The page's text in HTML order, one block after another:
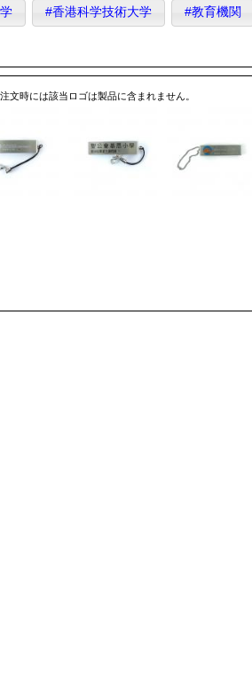
#香港科学技術大学 #教育機関
文時には該当ロゴは製品に含まれません。